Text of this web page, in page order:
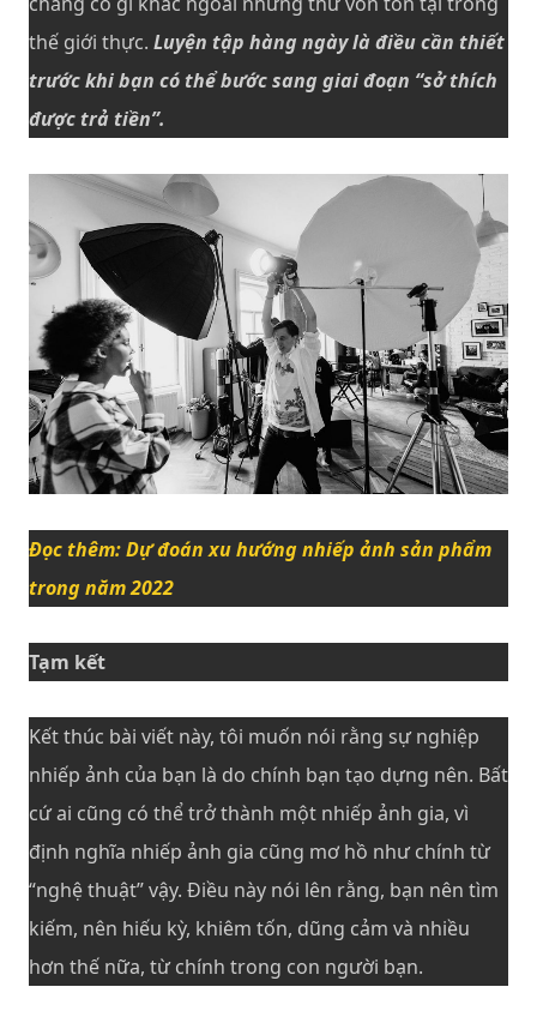
thế giới thực. Luyện tập hàng ngày là điều cần thiết
trước khi bạn có thể bước sang giai đoạn “sở thích
được trả tiền”.
Đọc thêm: Dự đoán xu hướng nhiếp ảnh sản phẩm
trong năm 2022
Tạm kết
Kết thúc bài viết này, tôi muốn nói rằng sự nghiệp
nhiếp ảnh của bạn là do chính bạn tạo dựng nên. Bất
cứ ai cũng có thể trở thành một nhiếp ảnh gia, vì
định nghĩa nhiếp ảnh gia cũng mơ hồ như chính từ
“nghệ thuật” vậy. Điều này nói lên rằng, bạn nên tìm
kiếm, nên hiếu kỳ, khiêm tốn, dũng cảm và nhiều
hơn thế nữa, từ chính trong con người bạn.